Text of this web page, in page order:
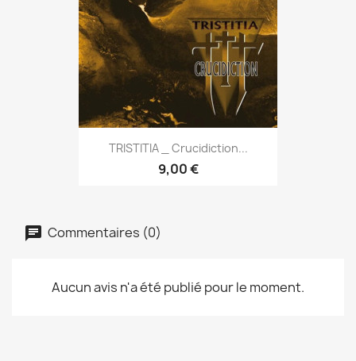
TRISTITIA _ Crucidiction...
9,00 €
Commentaires (0)
Aucun avis n'a été publié pour le moment.